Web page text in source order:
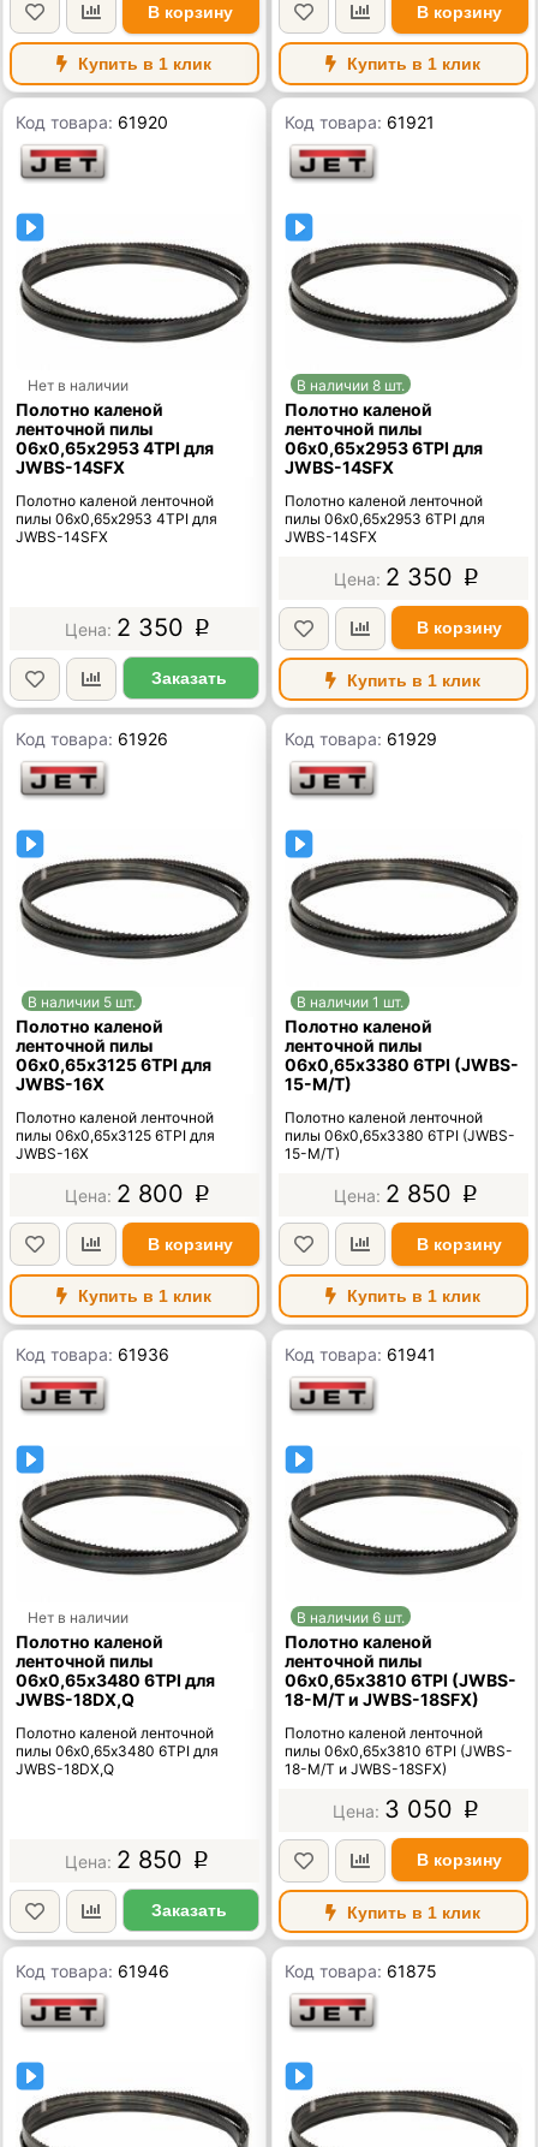
В корзину
Купить в 1 клик
В корзину
Купить в 1 клик
Код товара: 61920
Нет в наличии
Полотно каленой
ленточной пилы
06х0,65х2953 4TPI для
JWBS-14SFX
Полотно каленой ленточной
пилы 06х0,65х2953 4TPI для
JWBS-14SFX
2 350 p
Заказать
Код товара: 61921
В наличии 8 шт.
Полотно каленой
ленточной пилы
06х0,65х2953 6TPI для
JWBS-14SFX
Полотно каленой ленточной
пилы 06х0,65х2953 6TPI для
JWBS-14SFX
2 350 p
В корзину
Купить в 1 клик
Код товара: 61926
В наличии 5 шт.
Полотно каленой
ленточной пилы
06х0,65х3125 6TPI для
JWBS-16X
Полотно каленой ленточной
пилы 06х0,65х3125 6TPI для
JWBS-16X
2 800 p
В корзину
Купить в 1 клик
Код товара: 61929
В наличии 1 шт.
Полотно каленой
ленточной пилы
06х0,65х3380 6TPI (JWBS-
15-M/T)
Полотно каленой ленточной
пилы 06х0,65х3380 6TPI (JWBS-
15-M/T)
2 850 p
В корзину
Купить в 1 клик
Код товара: 61936
Нет в наличии
Полотно каленой
ленточной пилы
06х0,65х3480 6TPI для
JWBS-18DX,Q
Полотно каленой ленточной
пилы 06х0,65х3480 6TPI для
JWBS-18DX,Q
2 850 p
Заказать
Код товара: 61941
В наличии 6 шт.
Полотно каленой
ленточной пилы
06х0,65х3810 6TPI (JWBS-
18-M/T и JWBS-18SFX)
Полотно каленой ленточной
пилы 06х0,65х3810 6TPI (JWBS-
18-M/T и JWBS-18SFX)
3 050 p
В корзину
Купить в 1 клик
Код товара: 61946 Код товара: 61875